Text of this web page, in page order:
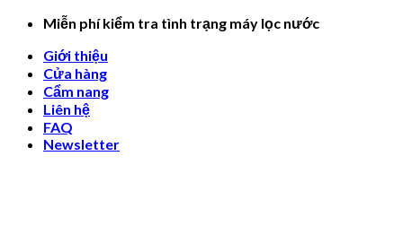
Skip
content
Miễn phí kiểm tra tình trạng máy lọc nước
Giới thiệu
Cửa hàng
Cẩm nang
Liên hệ
FAQ
Newsletter